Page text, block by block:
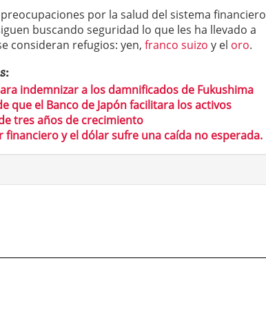
por la salud del sistema financiero
buscando seguridad lo que les ha llevado a
consideran refugios: yen, franco suizo y el oro.
indemnizar a los damnificados de Fukushima
que el Banco de Japón facilitara los activos
tres años de crecimiento
financiero y el dólar sufre una caída no esperada.